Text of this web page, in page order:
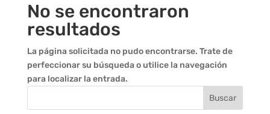
No se encontraron
resultados
La página solicitada no pudo encontrarse. Trate de
perfeccionar su búsqueda o utilice la navegación
para localizar la entrada.